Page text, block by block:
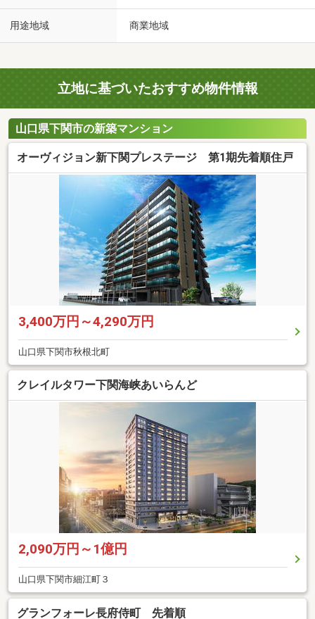
用途地域 商業地域
立地に基づいたおすすめ物件情報
山口県下関市の新築マンション
オーヴィジョン新下関プレステージ 第1期先着順住戸
3,400万円～4,290万円
山口県下関市秋根北町
クレイルタワー下関海峡あいらんど
2,090万円～1億円
山口県下関市細江町３
グランフォーレ長府侍町 先着順